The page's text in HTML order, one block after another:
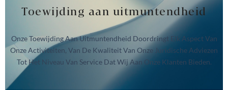
Toewijding aan uitmuntendheid
Onze Toewijding Aan Uitmuntendheid Doordringt Elk Aspect Van
Onze Activiteiten, Van De Kwaliteit Van Onze Juridische Adviezen
Tot Het Niveau Van Service Dat Wij Aan Onze Klanten Bieden.